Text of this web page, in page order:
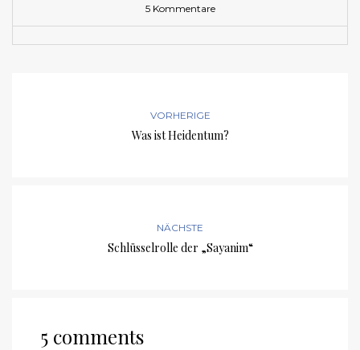
5 Kommentare
VORHERIGE
Was ist Heidentum?
NÄCHSTE
Schlüsselrolle der „Sayanim“
5 comments